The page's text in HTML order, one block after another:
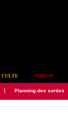
CULTE FORUM
Planning des sorties